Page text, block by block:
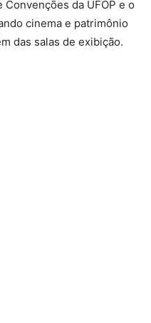
da UFOP e o
cinema e patrimônio
das salas de exibição.